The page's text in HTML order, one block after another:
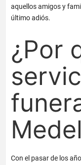
aquellos amigos y
último adiós.
¿Por
Con el pasar de los